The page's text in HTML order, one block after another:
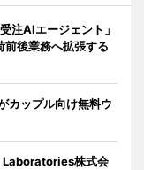
注AIエージェント」
前後業務へ拡張する
カップル向け無料ウ
Laboratories株式会